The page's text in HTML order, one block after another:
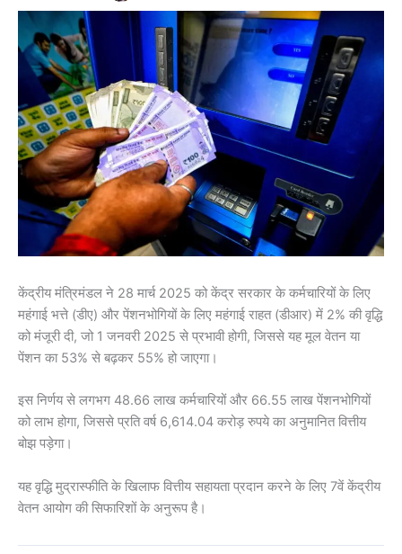
केंद्रीय मंत्रिमंडल ने 28 मार्च 2025 को केंद्र सरकार के कर्मचारियों के लिए
महंगाई भत्ते (डीए) और पेंशनभोगियों के लिए महंगाई राहत (डीआर) में 2% की वृद्धि
को मंजूरी दी, जो 1 जनवरी 2025 से प्रभावी होगी, जिससे यह मूल वेतन या
पेंशन का 53% से बढ़कर 55% हो जाएगा।
इस निर्णय से लगभग 48.66 लाख कर्मचारियों और 66.55 लाख पेंशनभोगियों
को लाभ होगा, जिससे प्रति वर्ष 6,614.04 करोड़ रुपये का अनुमानित वित्तीय
बोझ पड़ेगा।
यह वृद्धि मुद्रास्फीति के खिलाफ वित्तीय सहायता प्रदान करने के लिए 7वें केंद्रीय
वेतन आयोग की सिफारिशों के अनुरूप है।